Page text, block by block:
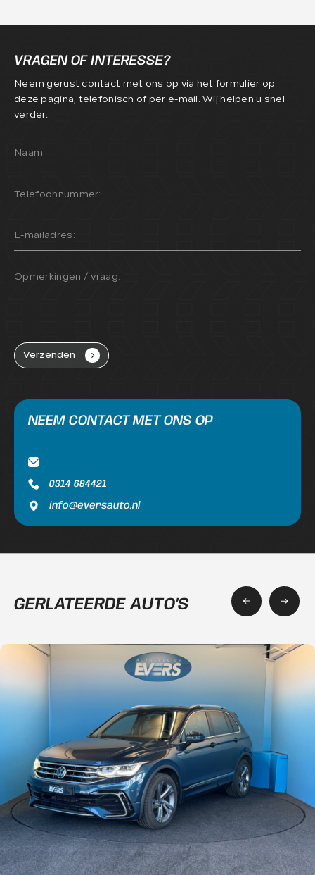
VRAGEN OF INTERESSE?
Neem gerust contact met ons op via het formulier op
deze pagina, telefonisch of per e-mail. Wij helpen u snel
verder.
Naam:
Telefoonnummer:
E-mailadres:
Opmerkingen / vraag:
Verzenden
NEEM CONTACT MET ONS OP
0314 684421
info@eversauto.nl
GERLATEERDE AUTO’S